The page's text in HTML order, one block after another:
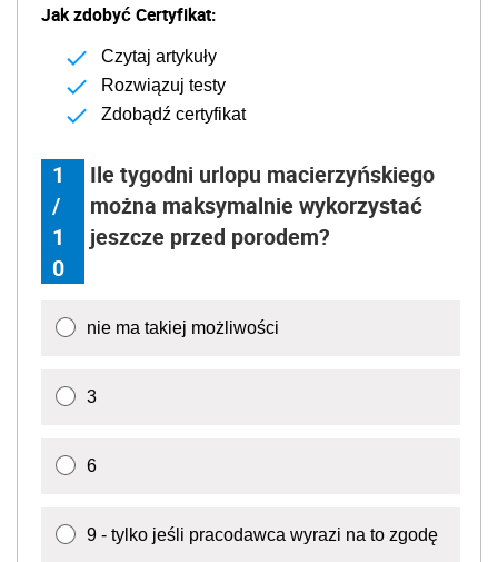
Jak zdobyć Certyfikat:
Czytaj artykuły
Rozwiązuj testy
Zdobądź certyfikat
1
/
1
0
Ile tygodni urlopu macierzyńskiego
można maksymalnie wykorzystać
jeszcze przed porodem?
nie ma takiej możliwości
3
6
9 - tylko jeśli pracodawca wyrazi na to zgodę